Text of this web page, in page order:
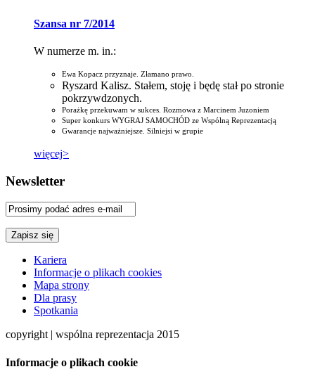
Szansa nr 7/2014
W numerze m. in.:
Ewa Kopacz przyznaje. Złamano prawo.
Ryszard Kalisz. Stałem, stoję i będę stał po stronie
pokrzywdzonych.
Porażkę przekuwam w sukces. Rozmowa z Marcinem Juzoniem
Super konkurs WYGRAJ SAMOCHÓD ze Wspólną Reprezentacją
Gwarancje najważniejsze. Silniejsi w grupie
więcej>
Newsletter
Kariera
Informacje o plikach cookies
Mapa strony
Dla prasy
Spotkania
copyright | wspólna reprezentacja 2015
Informacje o plikach cookie